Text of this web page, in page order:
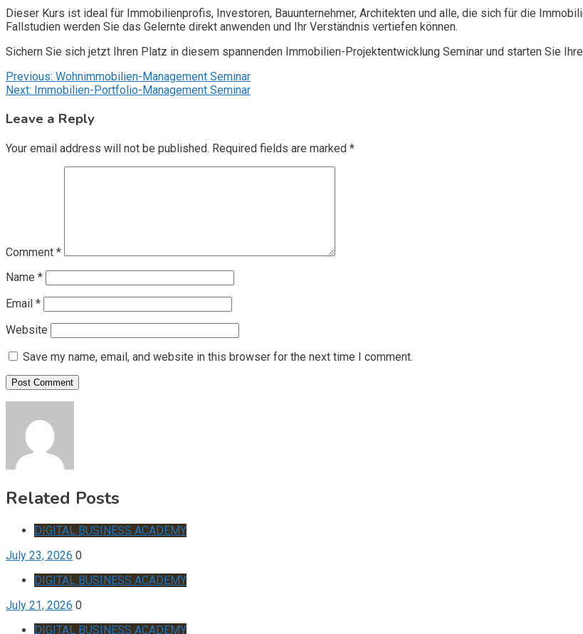
Dieser Kurs ist ideal für Immobilienprofis, Investoren, Bauunternehmer, Architekten und alle, die sich für die
Fallstudien werden Sie das Gelernte direkt anwenden und Ihr Verständnis vertiefen können.
Sichern Sie sich jetzt Ihren Platz in diesem spannenden Immobilien-Projektentwicklung Seminar und starten Sie
Post
navigation
Previous: Wohnimmobilien-Management Seminar
Next: Immobilien-Portfolio-Management Seminar
Leave a Reply
Your email address will not be published. Required fields are marked *
Comment *
Name *
Email *
Website
Save my name, email, and website in this browser for the next time I comment.
Related Posts
DIGITAL BUSINESS ACADEMY
July 23, 2026 0
DIGITAL BUSINESS ACADEMY
July 21, 2026 0
DIGITAL BUSINESS ACADEMY